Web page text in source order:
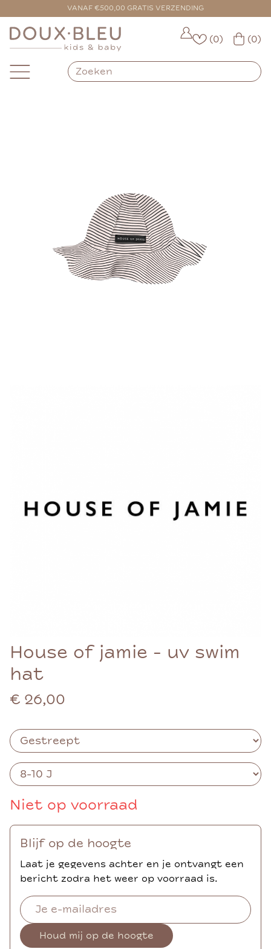
VANAF €500,00 GRATIS VERZENDING
VOOR 16:00 BESTELD = VANDAAG VERZONDEN
(0) (0)
House of jamie - uv swim
hat
€ 26,00
Niet op voorraad
Blijf op de hoogte
Laat je gegevens achter en je ontvangt een
bericht zodra het weer op voorraad is.
Houd mij op de hoogte